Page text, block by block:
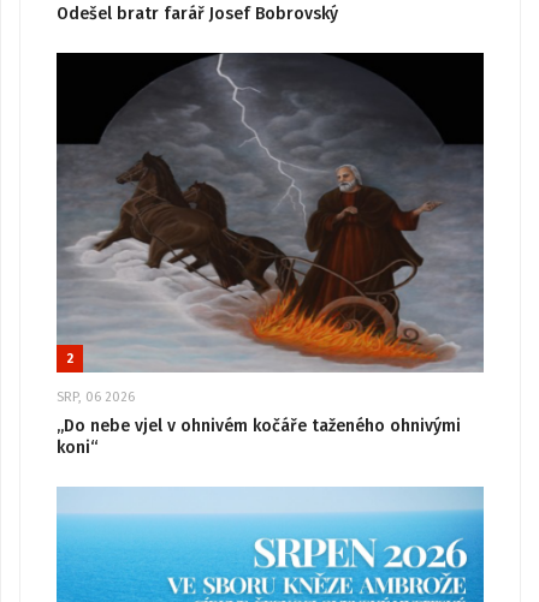
Odešel bratr farář Josef Bobrovský
2
SRP, 06 2026
„Do nebe vjel v ohnivém kočáře taženého ohnivými
koni“